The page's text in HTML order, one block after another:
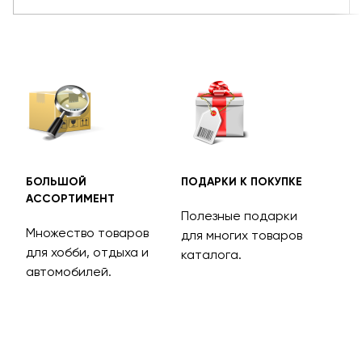
БОЛЬШОЙ
АССОРТИМЕНТ
Множество товаров
для хобби, отдыха и
автомобилей.
ПОДАРКИ К ПОКУПКЕ
Полезные подарки
для многих товаров
каталога.